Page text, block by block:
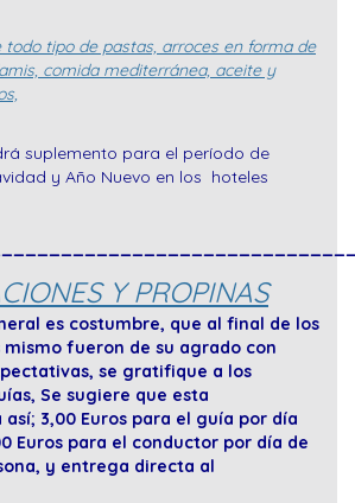
todo tipo de pastas, arroces en forma de
comida mediterránea, aceite y
suplemento para el período de
y Año Nuevo en los hoteles
Y PROPINAS
es costumbre, que al final de los
mismo fueron de su agrado con
se gratifique a los
Se sugiere que esta
3,00 Euros para el guía por día
Euros para el conductor por día de
y entrega directa al